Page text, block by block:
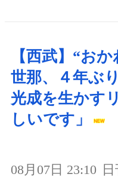
【西武】“お
世那、４年ぶ
光成を生かす
しいです」
08月07日 23:10